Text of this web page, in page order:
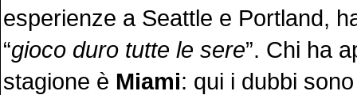
esperienze a Seattle e Portland,
“gioco duro tutte le sere”. Chi ha
stagione è Miami: qui i dubbi